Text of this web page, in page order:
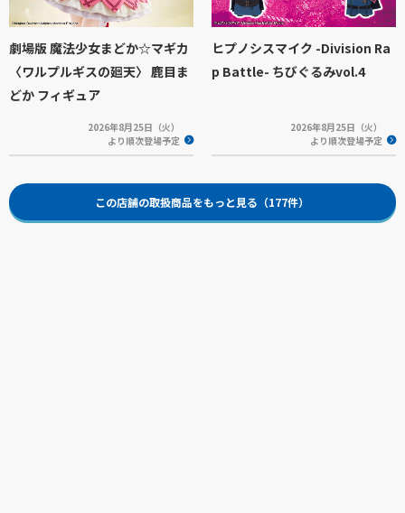
劇場版 魔法少女まどか☆マギカ
〈ワルプルギスの廻天〉 鹿目ま
どか フィギュア
2026年8月25日（火）
より順次登場予定
ヒプノシスマイク -Division Ra
p Battle- ちびぐるみvol.4
2026年8月25日（火）
より順次登場予定
この店舗の取扱商品をもっと見る（177件）